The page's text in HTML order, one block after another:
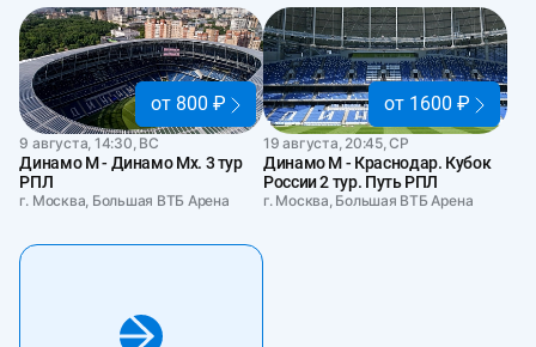
от 800 ₽
9 августа, 14:30, ВС
Динамо М - Динамо Мх. 3 тур
РПЛ
г. Москва, Большая ВТБ Арена
от 1600 ₽
19 августа, 20:45, СР
Динамо М - Краснодар. Кубок
России 2 тур. Путь РПЛ
г. Москва, Большая ВТБ Арена